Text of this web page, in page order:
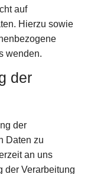
auf
Hierzu sowie
wenden.
der
der
Daten zu
an uns
der Verarbeitung